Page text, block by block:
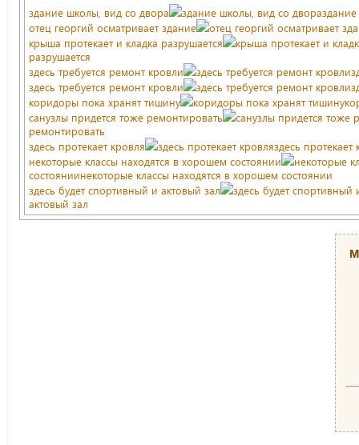
здание школы, вид со двора
здание школы, вид со
отец георгий осматривает здание
отец георгий осматривает
крыша протекает и кладка разрушается
крыша протекает и
разрушается
здесь требуется ремонт кровли
здесь требуется ремонт
здесь требуется ремонт кровли
здесь требуется ремонт
коридоры пока хранят тишину
коридоры пока хранят
санузлы придется тоже ремонтировать
санузлы придется тоже
ремонтировать
здесь протекает кровля
здесь протекает кровляздесь протекает
некоторые классы находятся в хорошем состоянии
некоторые
состояниинекоторые классы находятся в хорошем состоянии
здесь будет спортивный и актовый зал
здесь будет спортивный
актовый зал